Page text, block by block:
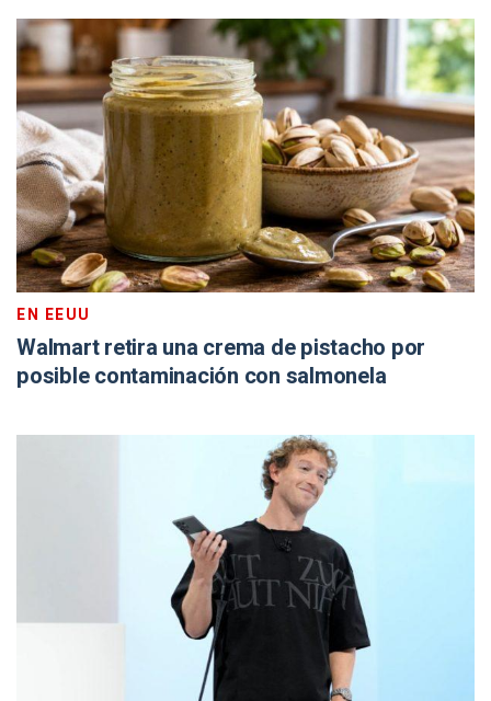
EN EEUU
Walmart retira una crema de pistacho por
posible contaminación con salmonela